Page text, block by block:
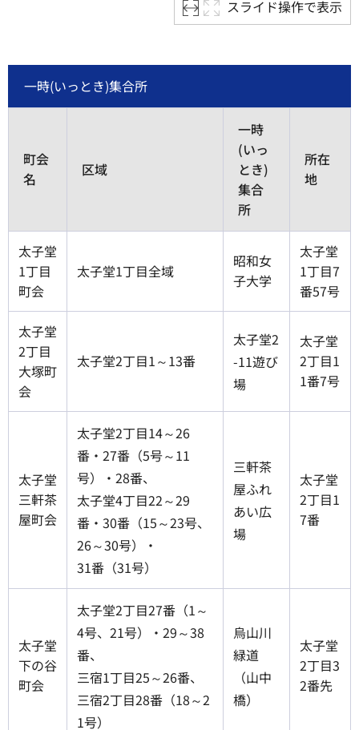
スライド操作で表示
一時(いっとき)集合所
町会
名
区域
一時
(いっ
とき)
集合
所
所在
地
太子堂
1丁目
町会
太子堂1丁目全域
昭和女
子大学
太子堂
1丁目7
番57号
太子堂
2丁目
大塚町
会
太子堂2丁目1～13番
太子堂2
-11遊び
場
太子堂
2丁目1
1番7号
太子堂
三軒茶
屋町会
太子堂2丁目14～26
番・27番（5号～11
号）・28番、
太子堂4丁目22～29
番・30番（15～23号、
26～30号）・
31番（31号）
三軒茶
屋ふれ
あい広
場
太子堂
2丁目1
7番
太子堂
下の谷
町会
太子堂2丁目27番（1～
4号、21号）・29～38
番、
三宿1丁目25～26番、
三宿2丁目28番（18～2
1号）
烏山川
緑道
（山中
橋）
太子堂
2丁目3
2番先